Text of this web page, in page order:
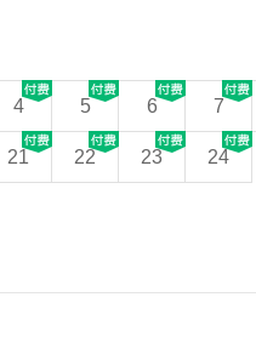
4 5 6 7
21 22 23 24